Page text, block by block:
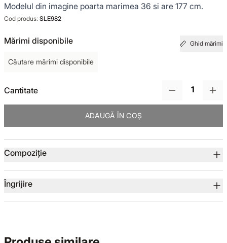
Modelul din imagine poarta marimea 36 si are 177 cm.
Cod produs: SLE982
Mărimi disponibile Ghid mărimi
Căutare mărimi disponibile
Cantitate
ADAUGĂ ÎN COȘ
Compoziție
Îngrijire
TOTUL DE LA -50%
TOTUL DE LA -30% LA -65%